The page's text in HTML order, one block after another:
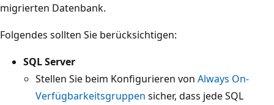
migrierten Datenbank.
Folgendes sollten Sie berücksichtigen:
SQL Server
Stellen Sie beim Konfigurieren von Always On-
Verfügbarkeitsgruppen sicher, dass jede SQL